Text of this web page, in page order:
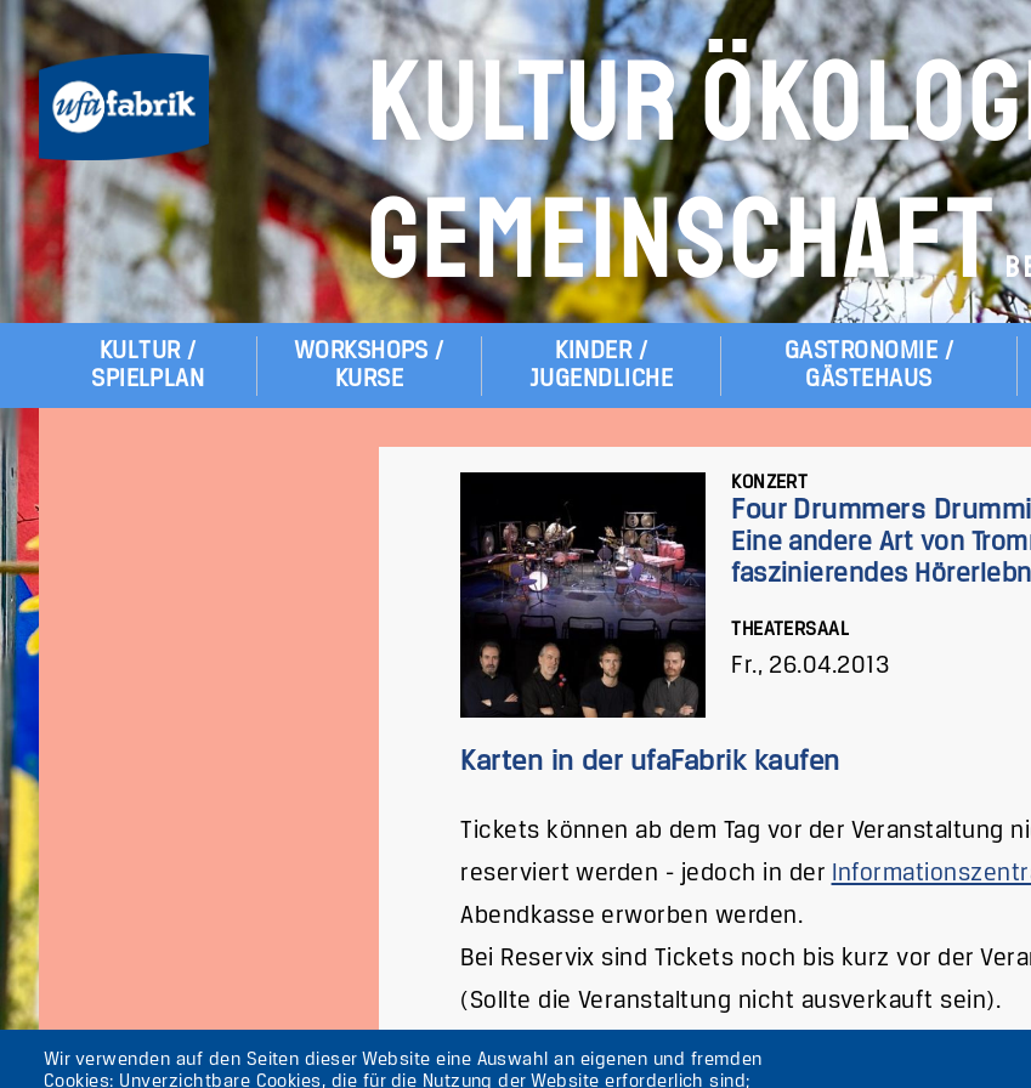
Wir verwenden auf den Seiten dieser Website eine Auswahl an eigenen und fremden
Cookies: Unverzichtbare Cookies, die für die Nutzung der Website erforderlich sind;
KULTUR
GEMEINSCHAFT
Hauptmenü
KULTUR /
SPIELPLAN
WORKSHOPS /
KURSE
KINDER /
JUGENDLICHE
GASTRONOMIE /
GÄSTEHAUS
KONZERT
Four Drummers
Eine andere Art von
faszinierendes
THEATERSAAL
Fr., 26.04.2013
Karten in der ufaFabrik kaufen
Tickets können ab dem Tag vor der Veranstaltung
reserviert werden - jedoch in der
Abendkasse erworben werden.
Bei Reservix sind Tickets noch bis kurz vor der
(Sollte die Veranstaltung nicht ausverkauft sein).